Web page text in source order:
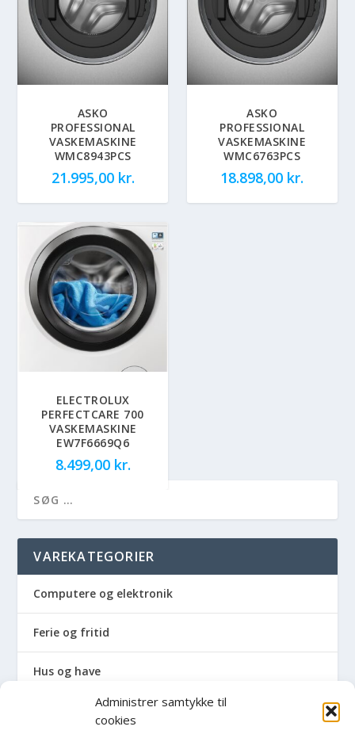
Administrer samtykke til
cookies
ASKO
PROFESSIONAL
VASKEMASKINE
WMC8943PCS
21.995,00 kr.
ASKO
PROFESSIONAL
VASKEMASKINE
WMC6763PCS
18.898,00 kr.
ELECTROLUX
PERFECTCARE 700
VASKEMASKINE
EW7F6669Q6
8.499,00 kr.
VAREKATEGORIER
Computere og elektronik
Ferie og fritid
Hus og have
Havemaskiner